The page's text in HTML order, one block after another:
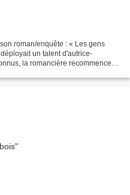
roman/enquête : « Les gens
un talent d'autrice-
la romancière recommence